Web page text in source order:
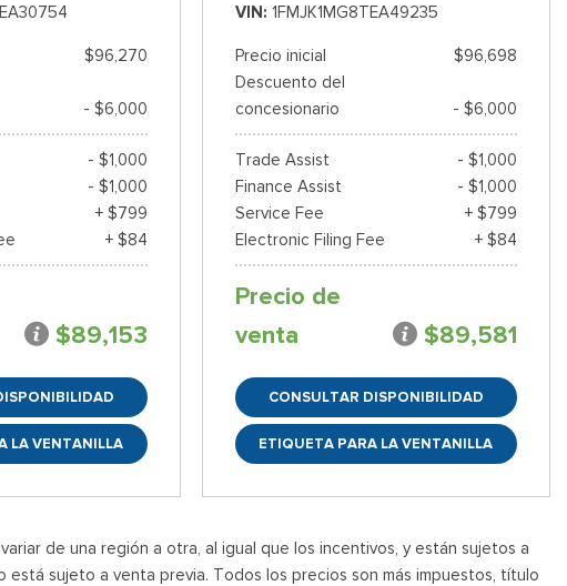
$96,270
- $6,000
- $1,000
- $1,000
+ $799
+ $84
$89,153
LA VENTANILLA
VIN 1FMJK1MG8TEA49235
Precio inicial
$96,698
Descuento del
concesionario
- $6,000
Trade Assist
- $1,000
Finance Assist
- $1,000
Service Fee
+ $799
Electronic Filing Fee
+ $84
Precio de
venta
$89,581
CONSULTAR DISPONIBILIDAD
ETIQUETA PARA LA VENTANILLA
de una región a otra, al igual que los incentivos, y están sujetos a
sujeto a venta previa. Todos los precios son más impuestos, título